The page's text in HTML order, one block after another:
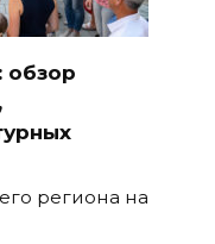
обзор
региона на